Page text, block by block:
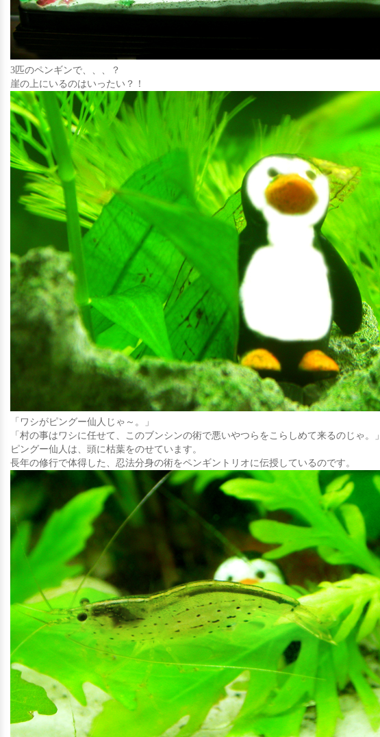
3匹のペンギンで、、、？
崖の上にいるのはいったい？！
「ワシがピングー仙人じゃ～。」
「村の事はワシに任せて、このブンシンの術で悪いやつらをこらしめて来るのじゃ。」
ピングー仙人は、頭に枯葉をのせています。
長年の修行で体得した、忍法分身の術をペンギントリオに伝授しているのです。